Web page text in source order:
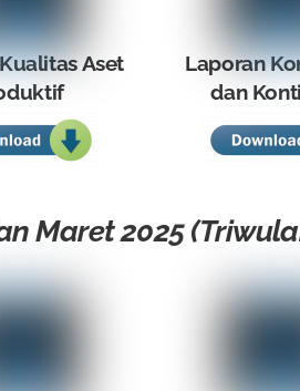
Aset
Laporan
dan
Maret 2025